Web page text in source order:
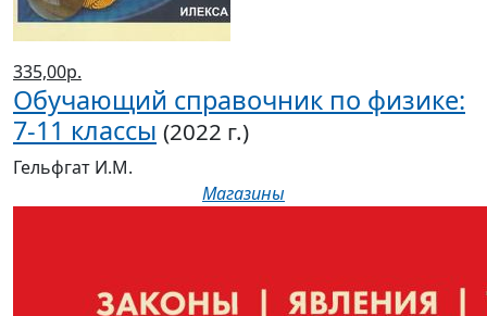
335,00р.
Обучающий справочник по физике:
7-11 классы (2022 г.)
Гельфгат И.М.
Магазины